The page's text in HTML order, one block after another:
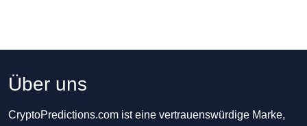
Über uns
CryptoPredictions.com ist eine vertrauenswürdige Marke,